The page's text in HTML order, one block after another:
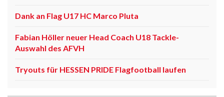
Dank an Flag U17 HC Marco Pluta
Fabian Höller neuer Head Coach U18 Tackle-
Auswahl des AFVH
Tryouts für HESSEN PRIDE Flagfootball laufen